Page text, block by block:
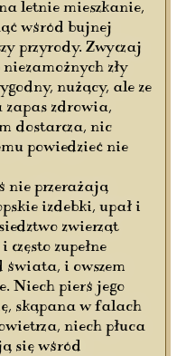
letnie mieszkanie,
wśród bujnej
przyrody. Zwyczaj
zły
nużący, ale ze
zapas zdrowia,
dostarcza, nic
powiedzieć nie
nie przerażają
izdebki, upał i
zwierząt
często zupełne
świata, i owszem
Niech pierś jego
skąpana w falach
niech płuca
się wśród